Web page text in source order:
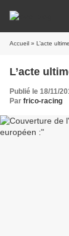
Accueil » L’acte
L’acte
Publié le 18/11/
Par frico-racing